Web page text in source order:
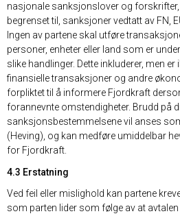
nasjonale sanksjonslover og forskrifter,
begrenset til, sanksjoner vedtatt av FN,
Ingen av partene skal utføre
personer, enheter eller land som er
slike handlinger. Dette inkluderer, men er
finansielle transaksjoner og andre
forpliktet til å informere Fjordkraft
forannevnte omstendigheter. Brudd på
sanksjonsbestemmelsene vil anses
(Heving), og kan medføre umiddelbar
for Fjordkraft.
4.3 Erstatning
Ved feil eller mislighold kan partene
som parten lider som følge av at